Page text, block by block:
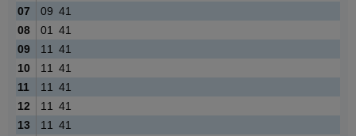
07
09 41
08
01 41
09
11 41
10
11 41
11
11 41
12
11 41
13
11 41